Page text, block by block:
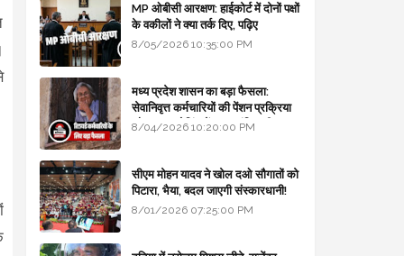
MP ओबीसी आरक्षण: हाईकोर्ट में दोनों पक्षों
के वकीलों ने क्या तर्क दिए, पढ़िए
8/05/2026 10:35:00 PM
मध्य प्रदेश शासन का बड़ा फैसला:
सेवानिवृत्त कर्मचारियों की पेंशन प्रक्रिया
और बजट कोडिंग में हुए क्रांतिकारी
8/04/2026 10:20:00 PM
सीएम मोहन यादव ने खोल दओ सौगातों को
पिटारा, भैया, बदल जाएगी संस्कारधानी!
8/01/2026 07:25:00 PM